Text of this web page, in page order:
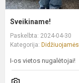
Sveikiname!
Paskelbta: 2024-04-30
Kategorija: Didžiuojamės
I-os vietos nugalėtojai!